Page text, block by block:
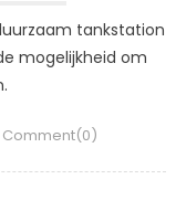
tankstation
mogelijkheid om
Comment(0)